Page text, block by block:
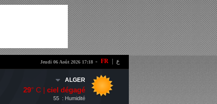
- FR ع Jeudi 06 Août 2026 17:18
ALGER
29° C | ciel dégagé
: Humidité
55